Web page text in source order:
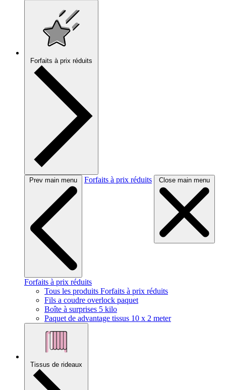
Forfaits à prix réduits
Prev main menu Forfaits à prix réduits Close main menu
Forfaits à prix réduits
Tous les produits Forfaits à prix réduits
Fils a coudre overlock paquet
Boîte à surprises 5 kilo
Paquet de advantage tissus 10 x 2 meter
Tissus de rideaux